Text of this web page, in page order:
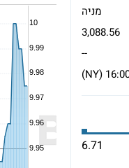
מניה
3,088.56
--
16:00
6.71